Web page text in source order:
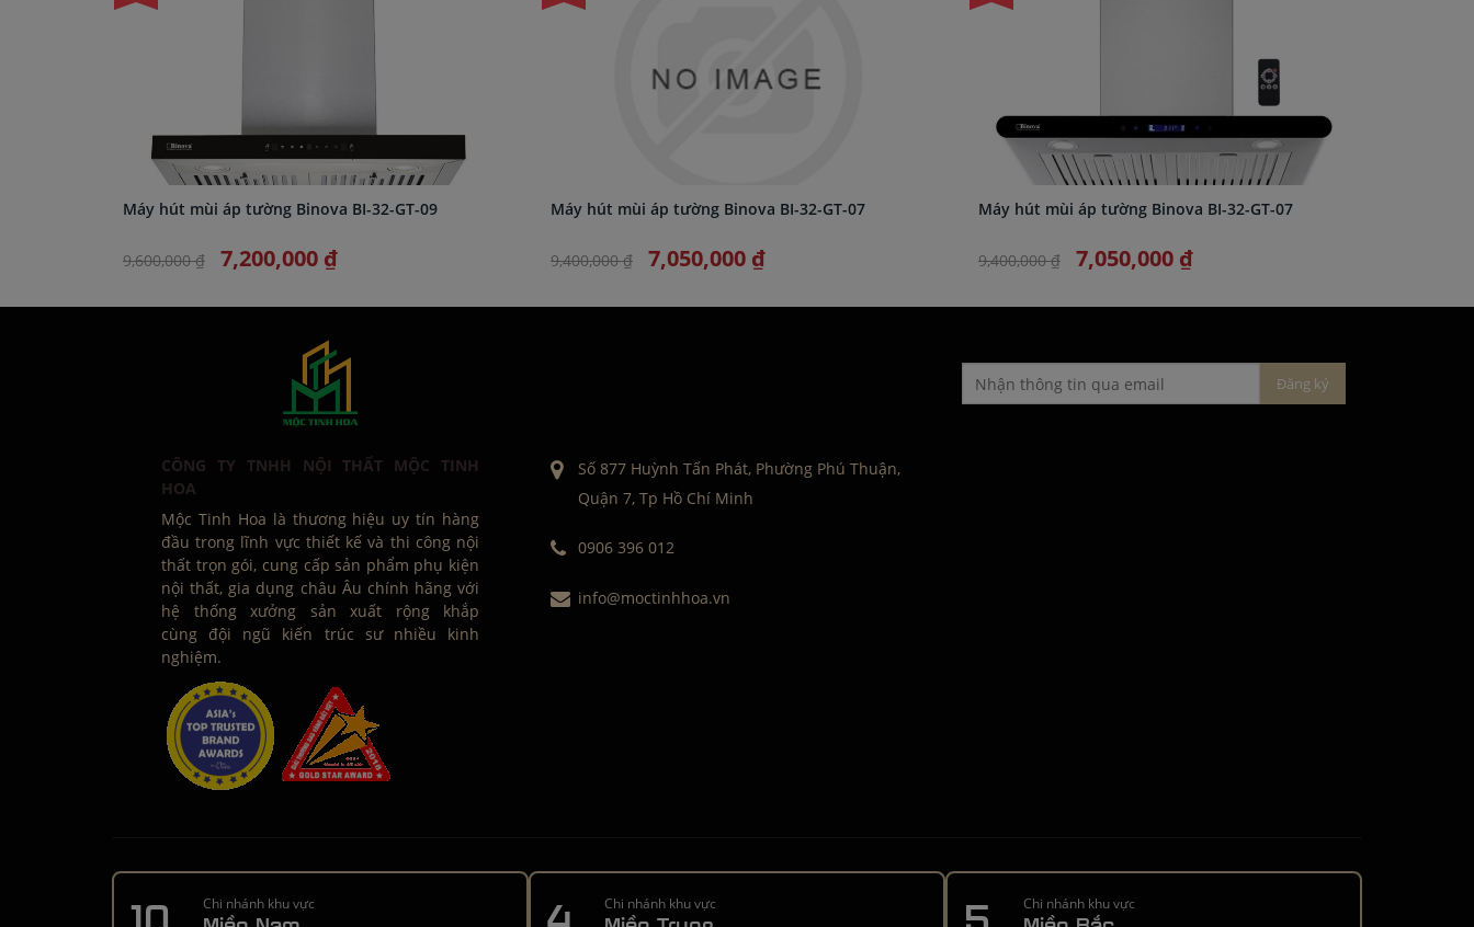
Máy hút mùi áp tường Binova BI-32-GT-09
9,600,000 ₫ 7,200,000 ₫
Máy hút mùi áp tường Binova BI-32-GT-07
9,400,000 ₫ 7,050,000 ₫
Máy hút mùi áp tường Binova BI-32-GT-07
9,400,000 ₫ 7,050,000 ₫
CÔNG TY TNHH NỘI THẤT MỘC TINH
HOA
Mộc Tinh Hoa là thương hiệu uy tín hàng
đầu trong lĩnh vực thiết kế và thi công nội
thất trọn gói, cung cấp sản phẩm phụ kiện
nội thất, gia dụng châu Âu chính hãng với
hệ thống xưởng sản xuất rộng khắp
cùng đội ngũ kiến trúc sư nhiều kinh
nghiệm.
Số 877 Huỳnh Tấn Phát, Phường Phú Thuận,
Quận 7, Tp Hồ Chí Minh
0906 396 012
info@moctinhhoa.vn
Chi nhánh khu vực Chi nhánh khu vực Chi nhánh khu vực